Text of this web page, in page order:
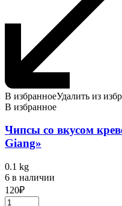
В избранноеУдалить из
В избранное
Чипсы со вкусом
Giang»
0.1 kg
6 в наличии
120₽